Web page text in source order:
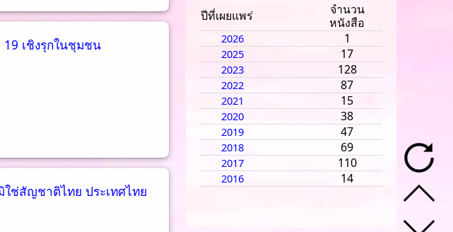
เชิงรุกในชุมชน
ช่สัญชาติไทย ประเทศไทย
ปีที่เผยแพร่
จำนวน
หนังสือ
2026 1
2025 17
2023 128
2022 87
2021 15
2020 38
2019 47
2018 69
2017 110
2016 14